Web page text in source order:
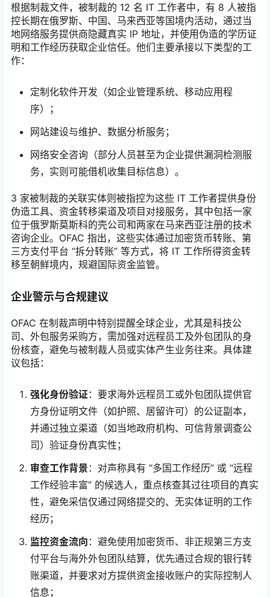
根据制裁文件，被制裁的 12 名 IT 工作者中，有 8 人被指
控长期在俄罗斯、中国、马来西亚等国境内活动，通过当
地网络服务提供商隐藏真实 IP 地址，并使用伪造的学历证
明和工作经历获取企业信任。他们主要承接以下类型的工
作：
定制化软件开发（如企业管理系统、移动应用程
序）；
网站建设与维护、数据分析服务；
网络安全咨询（部分人员甚至为企业提供漏洞检测服
务，实则可能借机收集目标信息）。
3 家被制裁的关联实体则被指控为这些 IT 工作者提供身份
伪造工具、资金转移渠道及项目对接服务，其中包括一家
位于俄罗斯莫斯科的壳公司和两家在马来西亚注册的技术
咨询企业。OFAC 指出，这些实体通过加密货币转账、第
三方支付平台 “拆分转账” 等方式，将 IT 工作所得资金转
移至朝鲜境内，规避国际资金监管。
企业警示与合规建议
OFAC 在制裁声明中特别提醒全球企业，尤其是科技公
司、外包服务采购方，需加强对远程员工及外包团队的身
份核查，避免与被制裁人员或实体产生业务往来。具体建
议包括：
强化身份验证：要求海外远程员工或外包团队提供官
方身份证明文件（如护照、居留许可）的公证副本，
并通过独立渠道（如当地政府机构、可信背景调查公
司）验证身份真实性；
审查工作背景 ：对声称具有 “多国工作经历” 或 “远程
工作经验丰富” 的候选人，重点核查其过往项目的真实
性，避免采信仅通过网络提交的、无实体证明的工作
经历；
监控资金流向 ：避免使用加密货币、非正规第三方支
付平台与海外外包团队结算，优先通过合规的银行转
账渠道，并要求对方提供资金接收账户的实际控制人
信息；